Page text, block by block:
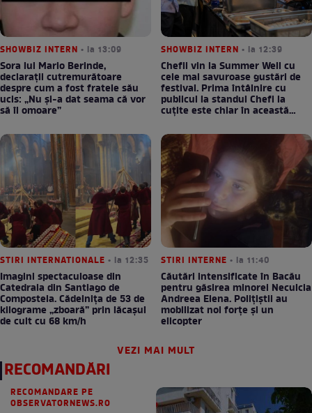
SHOWBIZ INTERN • la 13:09
Sora lui Mario Berinde,
declarații cutremurătoare
despre cum a fost fratele său
ucis: „Nu și-a dat seama că vor
să îl omoare”
SHOWBIZ INTERN • la 12:39
Chefii vin la Summer Well cu
cele mai savuroase gustări de
festival. Prima întâlnire cu
publicul la standul Chefi la
cuțite este chiar în această
STIRI INTERNATIONALE • la 12:35
Imagini spectaculoase din
Catedrala din Santiago de
Compostela. Cădelnița de 53 de
kilograme „zboară” prin lăcașul
de cult cu 68 km/h
STIRI INTERNE • la 11:40
Căutări intensificate în Bacău
pentru găsirea minorei Neculcia
Andreea Elena. Polițiștii au
mobilizat noi forțe și un
elicopter
VEZI MAI MULT
RECOMANDĂRI
RECOMANDARE PE
OBSERVATORNEWS.RO